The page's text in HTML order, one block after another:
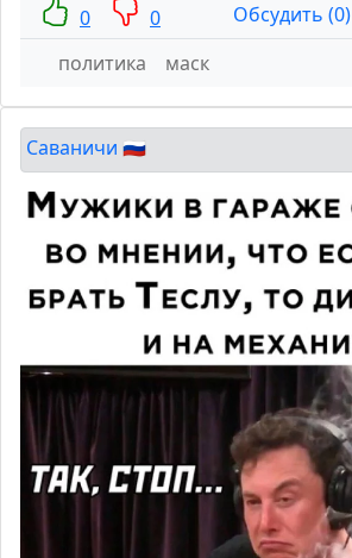
0 0
Обсудить (0)
политика
маск
Саваничи 🇷🇺